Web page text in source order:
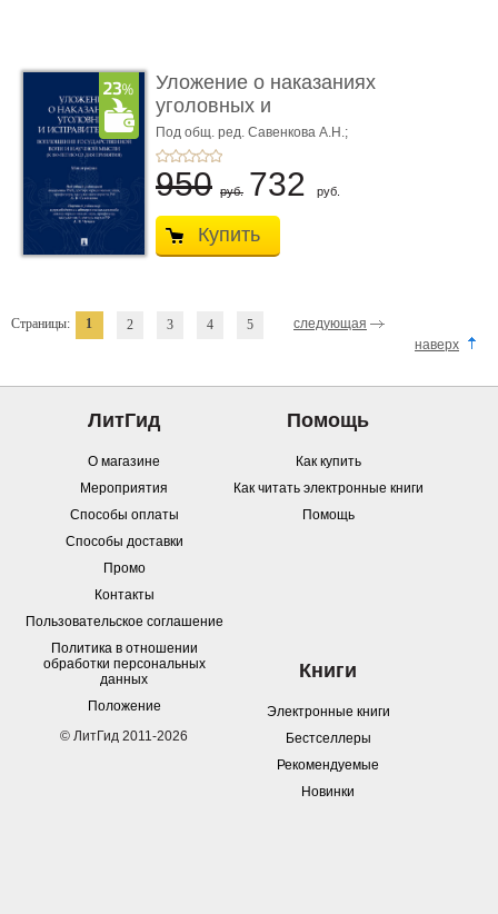
Уложение о наказаниях
уголовных и
исправитель ...
Под общ. ред. Савенкова А.Н.;
науч. ред. и рук. авт. кол. Чучаев
А.И.
950 руб. 732 руб.
Купить
Страницы: 1 2 3 4 5
следующая
наверх
ЛитГид
О магазине
Мероприятия
Способы оплаты
Способы доставки
Промо
Контакты
Пользовательское соглашение
Политика в отношении
обработки персональных
данных
Положение
© ЛитГид 2011-2026
Помощь
Как купить
Как читать электронные книги
Помощь
Книги
Электронные книги
Бестселлеры
Рекомендуемые
Новинки